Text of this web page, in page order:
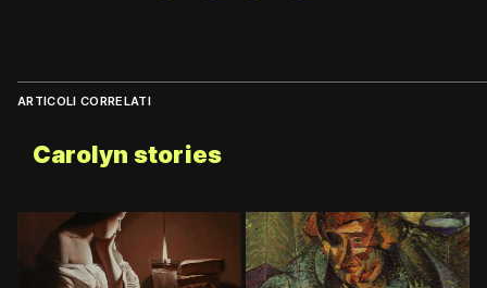
ARTICOLI CORRELATI
Carolyn stories